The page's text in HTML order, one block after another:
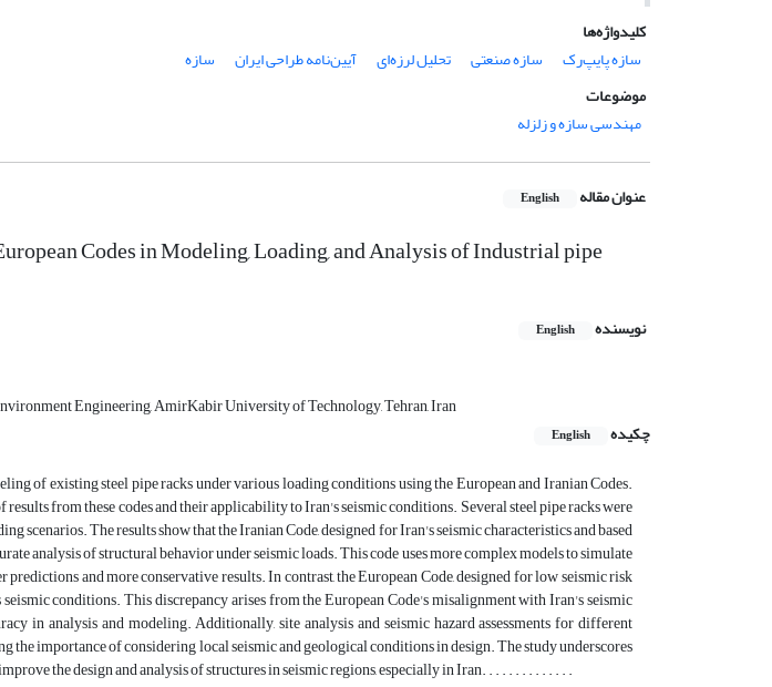
کلیدواژه‌ها
سازه پایپ‌رک
سازه صنعتی تحلیل لرزه‌ای آیین‌نامه طراحی ایران
سازه
موضوعات
مهندسی سازه و زلزله
عنوان مقاله English
Codes in Modeling, Loading, and Analysis of Industrial pipe
نویسنده English
Engineering, AmirKabir University of Technology, Tehran, Iran
چکیده
English
of existing steel pipe racks under various loading conditions using the European and Iranian Codes.
results from these codes and their applicability to Iran's seismic conditions. Several steel pipe racks were
scenarios. The results show that the Iranian Code, designed for Iran's seismic characteristics and based
analysis of structural behavior under seismic loads. This code uses more complex models to simulate
and more conservative results. In contrast, the European Code, designed for low seismic risk
conditions. This discrepancy arises from the European Code's misalignment with Iran's seismic
in analysis and modeling. Additionally, site analysis and seismic hazard assessments for different
the importance of considering local seismic and geological conditions in design. The study underscores
the design and analysis of structures in seismic regions, especially in Iran. . . . . . . . . . . . . .